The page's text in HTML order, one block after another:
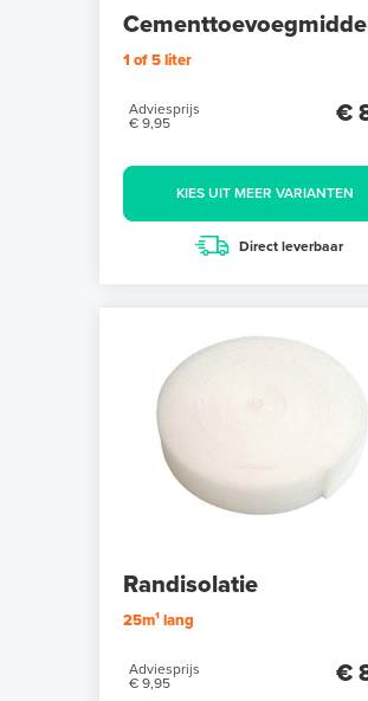
1 of 5 liter
Adviesprijs
€ 9,95
€
KIES UIT MEER VARIANTEN
Direct leverbaar
Randisolatie
25m¹ lang
Adviesprijs
€ 9,95
€